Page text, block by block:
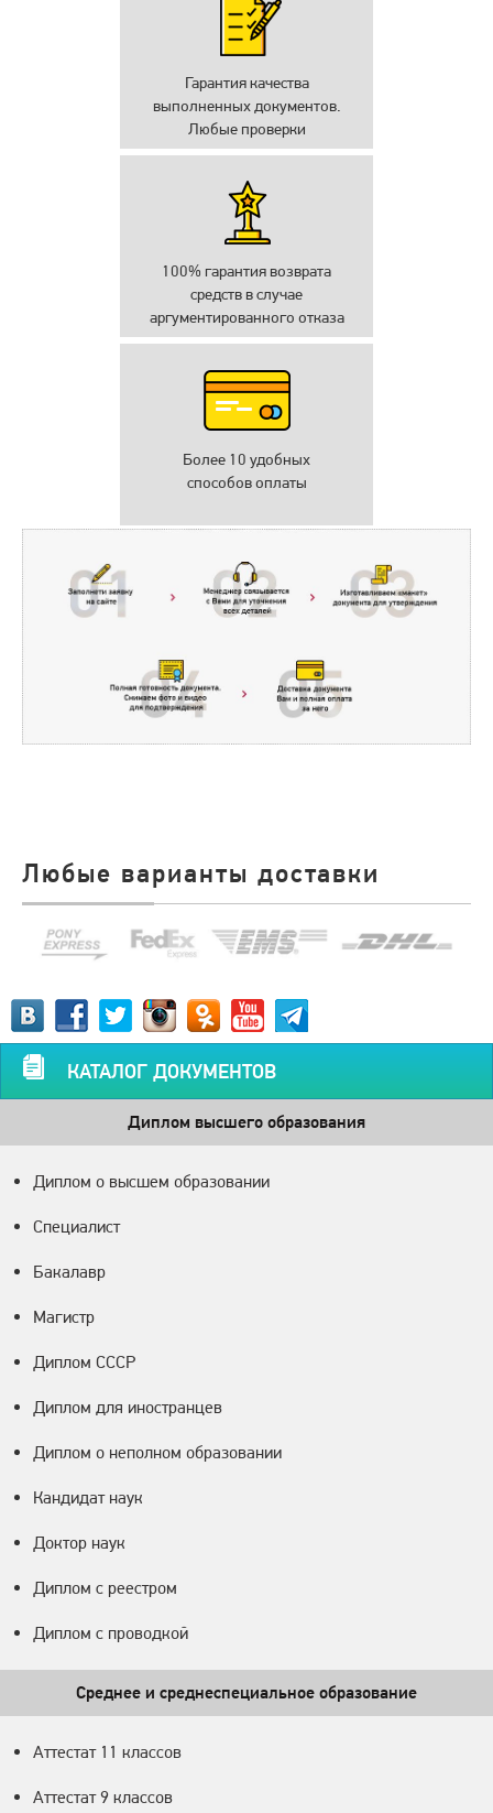
Гарантия качества
выполненных документов.
Любые проверки
100% гарантия возврата
средств в случае
аргументированного отказа
Более 10 удобных
способов оплаты
Любые варианты доставки
КАТАЛОГ ДОКУМЕНТОВ
Диплом высшего образования
Диплом о высшем образовании
Специалист
Бакалавр
Магистр
Диплом СССР
Диплом для иностранцев
Диплом о неполном образовании
Кандидат наук
Доктор наук
Диплом с реестром
Диплом с проводкой
Среднее и среднеспециальное образование
Аттестат 11 классов
Аттестат 9 классов